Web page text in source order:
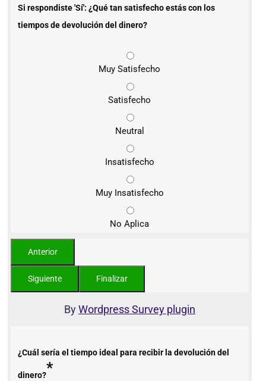
Si respondiste 'Sí': ¿Qué tan satisfecho estás con los
tiempos de devolución del dinero?
Muy Satisfecho
Satisfecho
Neutral
Insatisfecho
Muy Insatisfecho
No Aplica
ByWordpress Survey plugin
¿Cuál sería el tiempo ideal para recibir la devolución del
dinero?*